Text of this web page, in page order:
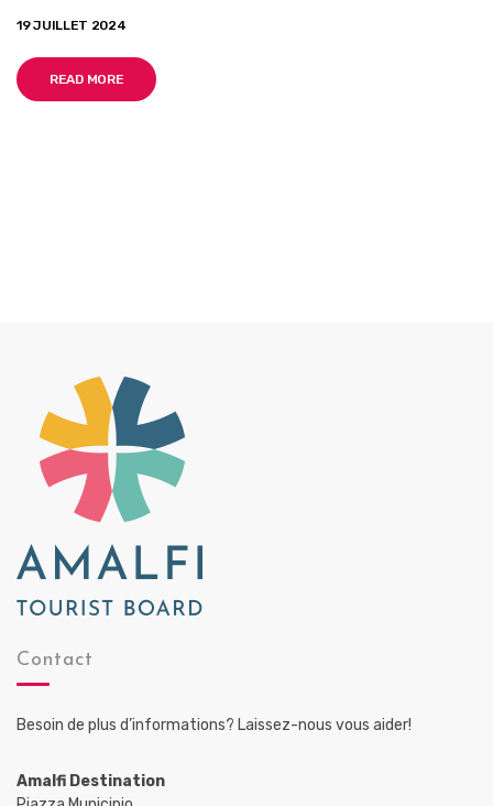
19 JUILLET 2024
READ MORE
Contact
Besoin de plus d’informations? Laissez-nous vous aider!
Amalfi Destination